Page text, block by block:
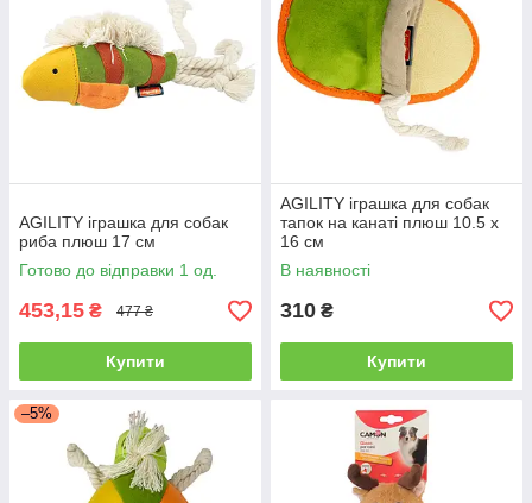
AGILITY іграшка для собак
риба плюш 17 см
Готово до відправки 1 од.
453,15 ₴ 477 ₴
Купити
AGILITY іграшка для собак
тапок на канаті плюш 10.5 х
16 см
В наявності
310 ₴
Купити
–5%